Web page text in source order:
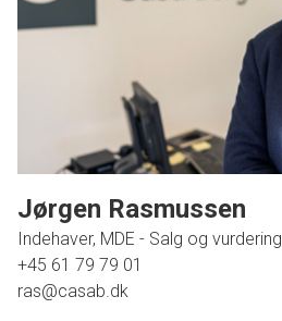
Jørgen Rasmussen
Indehaver, MDE - Salg og vurdering
+45 61 79 79 01
ras@casab.dk